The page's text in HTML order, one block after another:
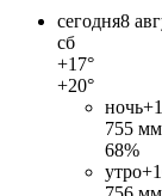
сегодня8
сб
+17°
+20°
ночь
755 мм
68%
утро